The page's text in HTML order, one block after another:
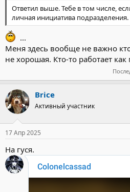
Ответил выше. Тебе в том числе,
личная инициатива подразделения.
...
Меня здесь вообще не важно
не хорошая. Кто-то работает
Brice
Активный участник
17 Апр 2025
На гуся.